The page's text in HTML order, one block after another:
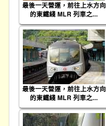
最後一天營運，前往上水方向
的東鐵綫 MLR 列車之...
最後一天營運，前往上水方向
的東鐵綫 MLR 列車之...